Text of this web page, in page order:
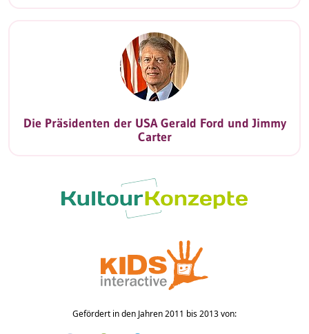
Die Präsidenten der USA Gerald Ford und Jimmy
Carter
Gefördert in den Jahren 2011 bis 2013 von: